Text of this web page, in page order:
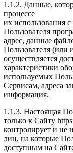
1.1.2. Данные,
процессе
их использования
Пользователя
адрес, данные
Пользователя
осуществляется
характеристики
используемых
Сервисам, адреса
информация.
1.1.3. Настоящая
только к Сайту
контролирует и не
лиц, на которые
доступным на